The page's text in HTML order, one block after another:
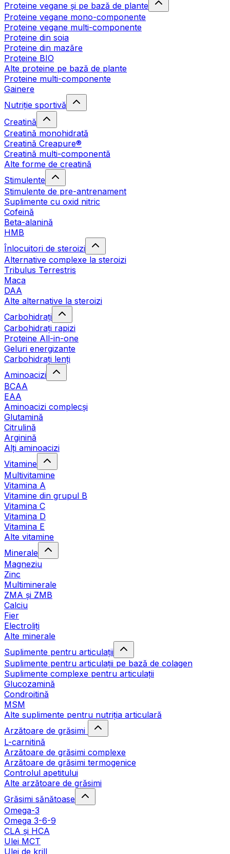
Proteine vegane și pe bază de plante
Proteine vegane mono-componente
Proteine vegane multi-componente
Proteine din soia
Proteine din mazăre
Proteine BIO
Alte proteine pe bază de plante
Proteine multi-componente
Gainere
Nutriție sportivă
Creatină
Creatină monohidrată
Creatină Creapure®
Creatină multi-componentă
Alte forme de creatină
Stimulente
Stimulente de pre-antrenament
Suplimente cu oxid nitric
Cofeină
Beta-alanină
HMB
Înlocuitori de steroizi
Alternative complexe la steroizi
Tribulus Terrestris
Maca
DAA
Alte alternative la steroizi
Carbohidrați
Carbohidrați rapizi
Proteine All-in-one
Geluri energizante
Carbohidrați lenți
Aminoacizi
BCAA
EAA
Aminoacizi complecși
Glutamină
Citrulină
Arginină
Alți aminoacizi
Vitamine
Multivitamine
Vitamina A
Vitamine din grupul B
Vitamina C
Vitamina D
Vitamina E
Alte vitamine
Minerale
Magneziu
Zinc
Multiminerale
ZMA și ZMB
Calciu
Fier
Electroliți
Alte minerale
Suplimente pentru articulații
Suplimente pentru articulații pe bază de colagen
Suplimente complexe pentru articulații
Glucozamină
Condroitină
MSM
Alte suplimente pentru nutriția articulară
Arzătoare de grăsimi
L-carnitină
Arzătoare de grăsimi complexe
Arzătoare de grăsimi termogenice
Controlul apetitului
Alte arzătoare de grăsimi
Grăsimi sănătoase
Omega-3
Omega 3-6-9
CLA şi HCA
Ulei MCT
Ulei de krill